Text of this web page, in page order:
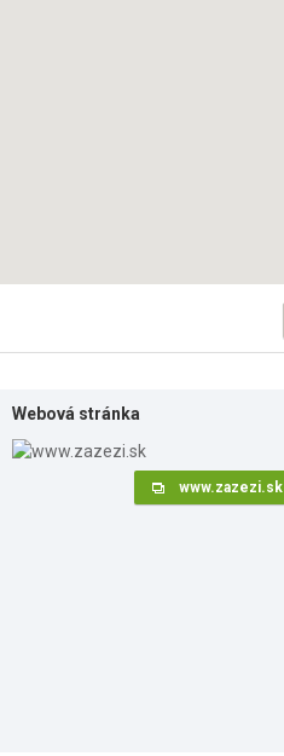
Webová stránka
www.zazezi.sk